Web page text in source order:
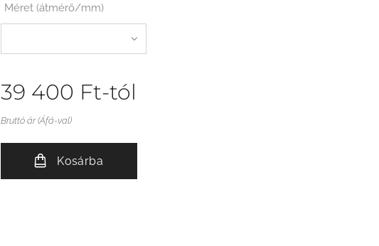
Méret (átmérő/mm)
39 400 Ft-tól
Bruttó ár (Áfá-val)
Kosárba